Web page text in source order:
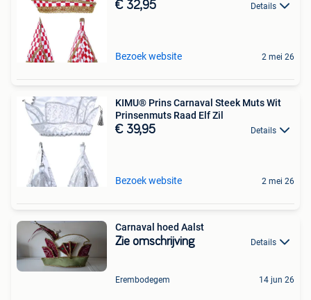
€ 32,95 Details
Bezoek website 2 mei 26
KIMU® Prins Carnaval Steek Muts Wit
Prinsenmuts Raad Elf Zil
€ 39,95 Details
Bezoek website 2 mei 26
Carnaval hoed Aalst
Zie omschrijving Details
Erembodegem 14 jun 26